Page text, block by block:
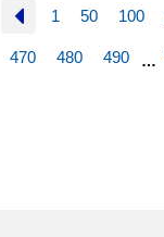
1 50 100
470 480 490 …